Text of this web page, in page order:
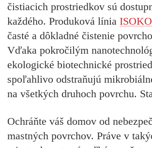
čistiacich prostriedkov sú
každého. Produková línia
časté a dôkladné čistenie
Vďaka pokročilým
ekologické biotechnické
spoľahlivo odstraňujú
na všetkých druhoch povrchu.
Ochráňte váš domov od
mastných povrchov. Práve v